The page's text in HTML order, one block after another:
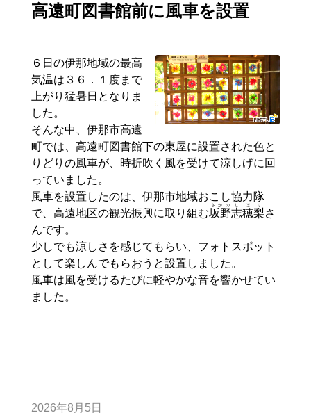
高遠町図書館前に風車を設置
６日の伊那地域の最高
気温は３６．１度まで
上がり猛暑日となりま
した。
そんな中、伊那市高遠
町では、高遠町図書館下の東屋に設置された色と
りどりの風車が、時折吹く風を受けて涼しげに回
っていました。
風車を設置したのは、伊那市地域おこし協力隊
で、高遠地区の観光振興に取り組む坂野
さかの
志穂
しほ
梨
り
さ
んです。
少しでも涼しさを感じてもらい、フォトスポット
として楽しんでもらおうと設置しました。
風車は風を受けるたびに軽やかな音を響かせてい
ました。
2026年8月5日